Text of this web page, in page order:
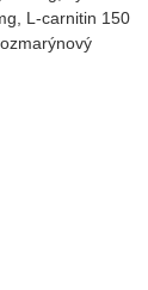
L-carnitin 150